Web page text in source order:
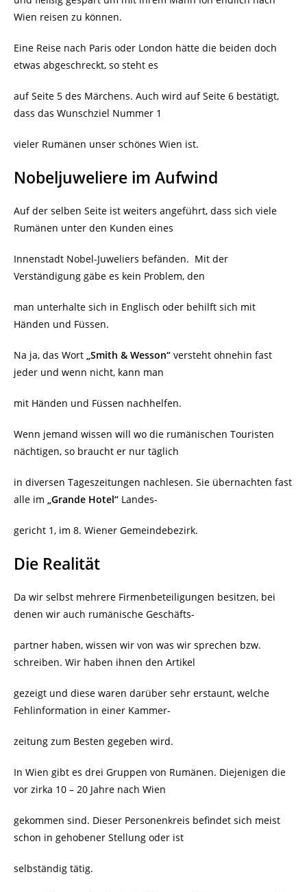
Wien reisen zu können.
Eine Reise nach Paris oder London hätte die beiden doch
etwas abgeschreckt, so steht es
auf Seite 5 des Märchens. Auch wird auf Seite 6 bestätigt,
dass das Wunschziel Nummer 1
vieler Rumänen unser schönes Wien ist.
Nobeljuweliere im Aufwind
Auf der selben Seite ist weiters angeführt, dass sich viele
Rumänen unter den Kunden eines
Innenstadt Nobel-Juweliers befänden. Mit der
Verständigung gäbe es kein Problem, den
man unterhalte sich in Englisch oder behilft sich mit
Händen und Füssen.
Na ja, das Wort „Smith & Wesson“ versteht ohnehin fast
jeder und wenn nicht, kann man
mit Händen und Füssen nachhelfen.
Wenn jemand wissen will wo die rumänischen Touristen
nächtigen, so braucht er nur täglich
in diversen Tageszeitungen nachlesen. Sie übernachten fast
alle im „Grande Hotel“ Landes-
gericht 1, im 8. Wiener Gemeindebezirk.
Die Realität
Da wir selbst mehrere Firmenbeteiligungen besitzen, bei
denen wir auch rumänische Geschäfts-
partner haben, wissen wir von was wir sprechen bzw.
schreiben. Wir haben ihnen den Artikel
gezeigt und diese waren darüber sehr erstaunt, welche
Fehlinformation in einer Kammer-
zeitung zum Besten gegeben wird.
In Wien gibt es drei Gruppen von Rumänen. Diejenigen die
vor zirka 10 – 20 Jahre nach Wien
gekommen sind. Dieser Personenkreis befindet sich meist
schon in gehobener Stellung oder ist
selbständig tätig.